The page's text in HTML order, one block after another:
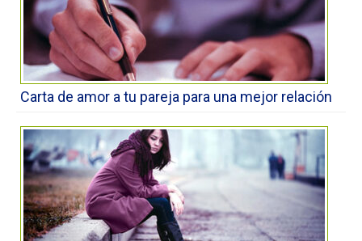
Carta de amor a tu pareja para una mejor relación